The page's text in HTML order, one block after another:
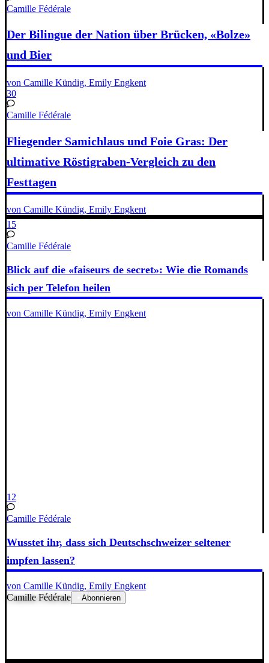
Camille Fédérale
Der Bilingue der Nation über Brücken, «Bolze»
und Bier
von Camille Kündig, Emily Engkent
30
Camille Fédérale
Fliegender Samichlaus und Foie Gras: Der
ultimative Röstigraben-Vergleich zu den
Festtagen
von Camille Kündig, Emily Engkent
15
Camille Fédérale
Blick auf die «faiseurs de secret»: Wie die Romands
sich per Telefon heilen
von Camille Kündig, Emily Engkent
12
Camille Fédérale
Wusstet ihr, dass sich Deutschschweizer seltener
impfen lassen?
von Camille Kündig, Emily Engkent
Camille Fédérale
Abonnieren